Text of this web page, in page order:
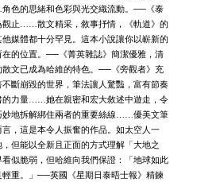
色的思緒和色彩與光交織流動。──《泰
觀止……散文精采，敘事抒情，《軌道》的
媒體都十分罕見。這本小說讓你以嶄新的
在的位置。──《菁英雜誌》簡潔優雅，清
文已成為哈維的特色。──《旁觀者》充
斷崩毀的世界，筆法讓人驚豔，富有節奏
的力量……她在親密和宏大敘述中遊走，令
妙地拆解綁住兩者的重要絲線……優美文筆
，這是本令人振奮的作品。如太空人一
但能以全新且正面的方式理解「大地之
似脆弱，但哈維向我們保證：「地球如此
重。」──英國《星期日泰晤士報》精鍊